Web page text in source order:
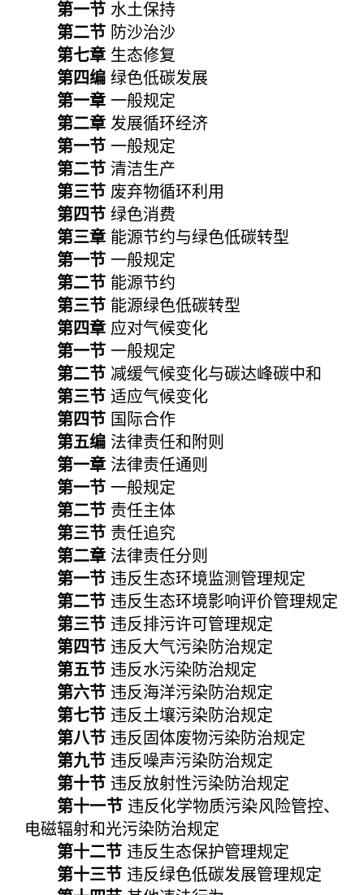
第一节 水土保持
第二节 防沙治沙
第七章 生态修复
第四编 绿色低碳发展
第一章 一般规定
第二章 发展循环经济
第一节 一般规定
第二节 清洁生产
第三节 废弃物循环利用
第四节 绿色消费
第三章 能源节约与绿色低碳转型
第一节 一般规定
第二节 能源节约
第三节 能源绿色低碳转型
第四章 应对气候变化
第一节 一般规定
第二节 减缓气候变化与碳达峰碳中和
第三节 适应气候变化
第四节 国际合作
第五编 法律责任和附则
第一章 法律责任通则
第一节 一般规定
第二节 责任主体
第三节 责任追究
第二章 法律责任分则
第一节 违反生态环境监测管理规定
第二节 违反生态环境影响评价管理规定
第三节 违反排污许可管理规定
第四节 违反大气污染防治规定
第五节 违反水污染防治规定
第六节 违反海洋污染防治规定
第七节 违反土壤污染防治规定
第八节 违反固体废物污染防治规定
第九节 违反噪声污染防治规定
第十节 违反放射性污染防治规定
第十一节违反化学物质污染风险管控、
电磁辐射和光污染防治规定
第十二节 违反生态保护管理规定
第十三节 违反绿色低碳发展管理规定